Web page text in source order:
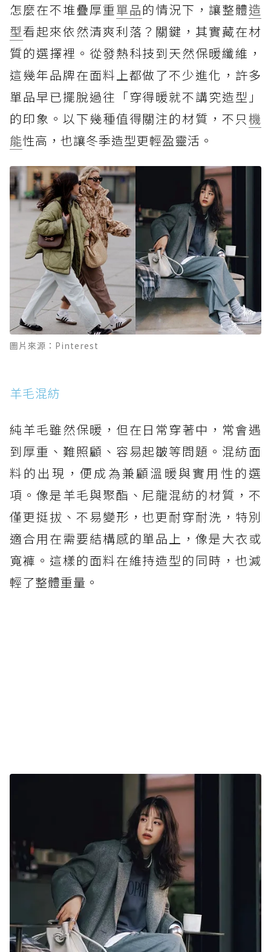
怎麼在不堆疊厚重單品的情況下，讓整體造
型看起來依然清爽利落？關鍵，其實藏在材
質的選擇裡。從發熱科技到天然保暖纖維，
這幾年品牌在面料上都做了不少進化，許多
單品早已擺脫過往「穿得暖就不講究造型」
的印象。以下幾種值得關注的材質，不只機
能性高，也讓冬季造型更輕盈靈活。
圖片來源：Pinterest
羊毛混紡
純羊毛雖然保暖，但在日常穿著中，常會遇
到厚重、難照顧、容易起皺等問題。混紡面
料的出現，便成為兼顧溫暖與實用性的選
項。像是羊毛與聚酯、尼龍混紡的材質，不
僅更挺拔、不易變形，也更耐穿耐洗，特別
適合用在需要結構感的單品上，像是大衣或
寬褲。這樣的面料在維持造型的同時，也減
輕了整體重量。